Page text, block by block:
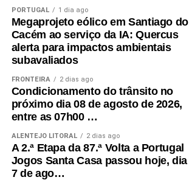
PORTUGAL 1 dia ago
Megaprojeto eólico em Santiago do
Cacém ao serviço da IA: Quercus
alerta para impactos ambientais
subavaliados
FRONTEIRA 2 dias ago
Condicionamento do trânsito no
próximo dia 08 de agosto de 2026,
entre as 07h00 …
ALENTEJO LITORAL 2 dias ago
A 2.ª Etapa da 87.ª Volta a Portugal
Jogos Santa Casa passou hoje, dia
7 de ago…